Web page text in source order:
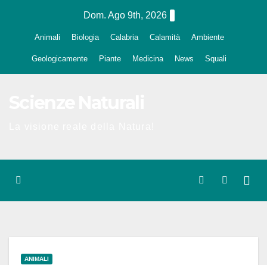
Dom. Ago 9th, 2026
Animali Biologia Calabria Calamità Ambiente
Geologicamente Piante Medicina News Squali
ANIMALI